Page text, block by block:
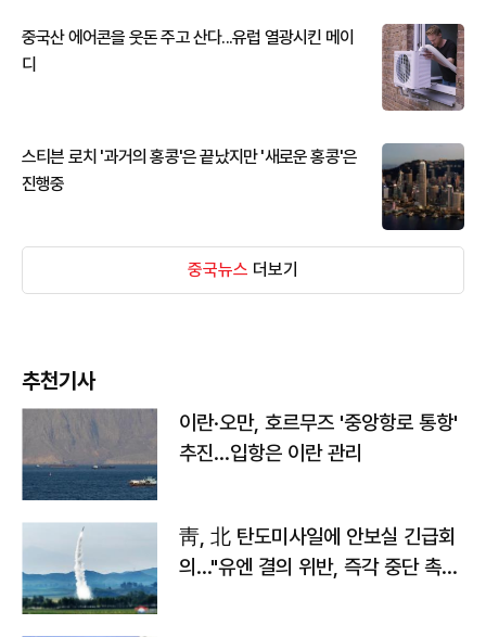
중국산 에어콘을 웃돈 주고 산다...유럽 열광시킨 메이
디
스티븐 로치 '과거의 홍콩'은 끝났지만 '새로운 홍콩'은
진행중
중국뉴스 더보기
추천기사
이란·오만, 호르무즈 '중앙항로 통항'
추진…입항은 이란 관리
靑, 北 탄도미사일에 안보실 긴급회
의…"유엔 결의 위반, 즉각 중단 촉